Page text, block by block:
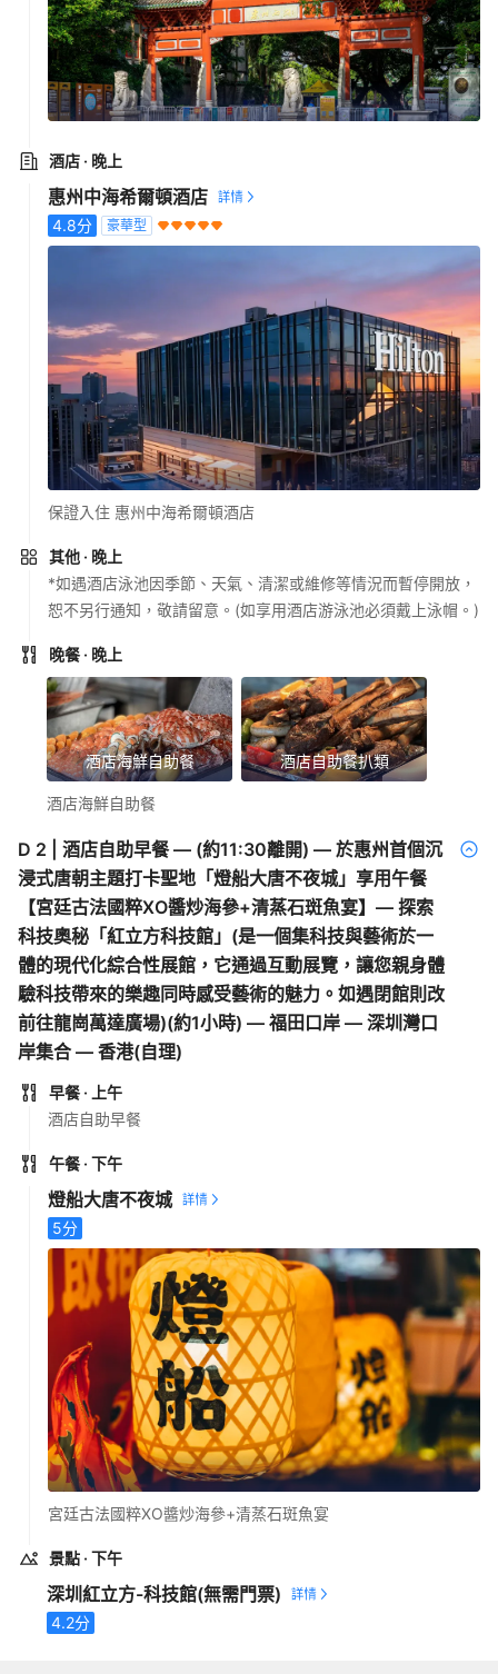
酒店 · 晚上
惠州中海希爾頓酒店
4.8分 豪華型
保證入住 惠州中海希爾頓酒店
其他 · 晚上
*如遇酒店泳池因季節、天氣、清潔或維修等情況而暫停開放，
恕不另行通知，敬請留意。(如享用酒店游泳池必須戴上泳帽。)
晚餐 · 晚上
酒店海鮮自助餐 酒店自助餐扒類
酒店海鮮自助餐
D 2
酒店自助早餐 — (約11:30離開) — 於惠州首個沉
浸式唐朝主題打卡聖地「燈船大唐不夜城」享用午餐
【宮廷古法國粹XO醬炒海參+清蒸石斑魚宴】— 探索
科技奧秘「紅立方科技館」(是一個集科技與藝術於一
體的現代化綜合性展館，它通過互動展覽，讓您親身體
驗科技帶來的樂趣同時感受藝術的魅力。如遇閉館則改
前往龍崗萬達廣場)(約1小時) — 福田口岸 — 深圳灣口
岸集合 — 香港(自理)
早餐 · 上午
酒店自助早餐
午餐 · 下午
燈船大唐不夜城
5分
宮廷古法國粹XO醬炒海參+清蒸石斑魚宴
景點 · 下午
深圳紅立方-科技館(無需門票)
4.2分